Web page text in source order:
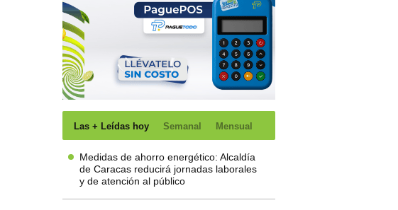
Las + Leídas hoy Semanal Mensual
Medidas de ahorro energético: Alcaldía
de Caracas reducirá jornadas laborales
y de atención al público